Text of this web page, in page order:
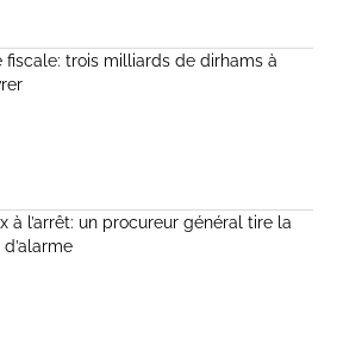
fiscale: trois milliards de dirhams à
à l’arrêt: un procureur général tire la